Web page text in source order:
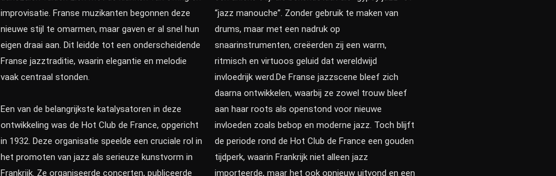
improvisatie. Franse muzikanten begonnen deze
nieuwe stijl te omarmen, maar gaven er al snel hun
eigen draai aan. Dit leidde tot een onderscheidende
Franse jazztraditie, waarin elegantie en melodie
vaak centraal stonden.
Een van de belangrijkste katalysatoren in deze
ontwikkeling was de Hot Club de France, opgericht
in 1932. Deze organisatie speelde een cruciale rol in
het promoten van jazz als serieuze kunstvorm in
Frankrijk. Ze organiseerde concerten, publiceerde
“jazz manouche”. Zonder gebruik te maken van
drums, maar met een nadruk op
snaarinstrumenten, creëerden zij een warm,
ritmisch en virtuoos geluid dat wereldwijd
invloedrijk werd.De Franse jazzscene bleef zich
daarna ontwikkelen, waarbij ze zowel trouw bleef
aan haar roots als openstond voor nieuwe
invloeden zoals bebop en moderne jazz. Toch blijft
de periode rond de Hot Club de France een gouden
tijdperk, waarin Frankrijk niet alleen jazz
importeerde, maar het ook opnieuw uitvond en een